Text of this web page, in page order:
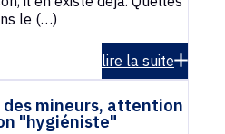
le (…)
lire la suite
des mineurs, attention
"hygiéniste"